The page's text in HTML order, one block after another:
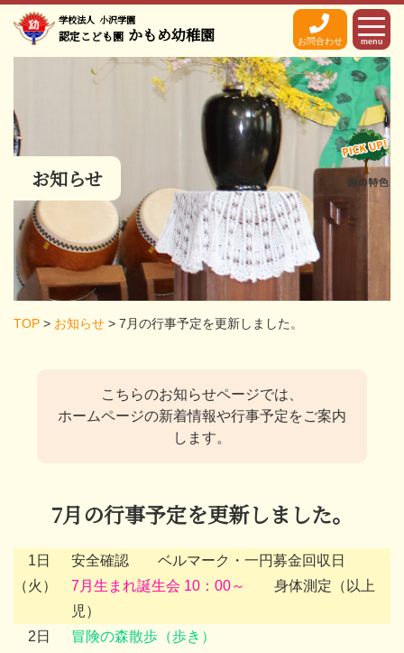
学校法人 小沢学園
認定こども園 かもめ幼稚園 お問合わせ menu
お知らせ
TOP > お知らせ > 7月の行事予定を更新しました。
こちらのお知らせページでは、
ホームページの新着情報や行事予定をご案内
します。
7月の行事予定を更新しました。
1日
（火）
安全確認 ベルマーク・一円募金回収日
7月生まれ誕生会 10：00～
身体測定（以上
児）
2日
冒険の森散歩（歩き）